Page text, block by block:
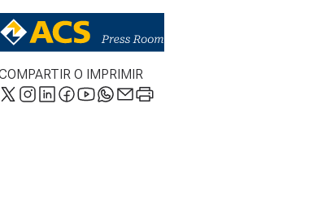
O IMPRIMIR